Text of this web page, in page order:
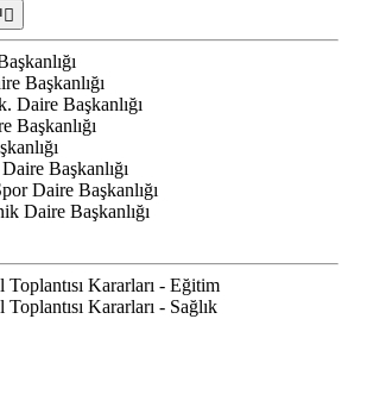
Başkanlığı
Daire Başkanlığı
Başkanlığı
Başkanlığı
Daire Başkanlığı
Daire Başkanlığı
Kararları - Eğitim
Kararları - Sağlık